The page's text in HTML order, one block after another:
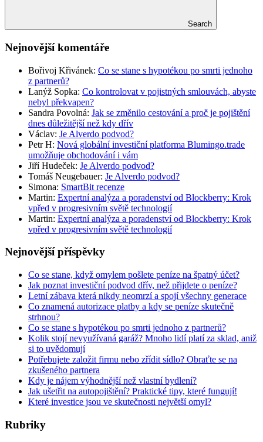
Search
Nejnovější komentáře
Bořivoj Křivánek: Co se stane s hypotékou po smrti jednoho
z partnerů?
Lanýž Sopka: Co kontrolovat v pojistných smlouvách, abyste
nebyl překvapen?
Sandra Povolná: Jak se změnilo cestování a proč je pojištění
dnes důležitější než kdy dřív
Václav: Je Alverdo podvod?
Petr H: Nová globální investiční platforma Blumingo.trade
umožňuje obchodování i vám
Jiří Hudeček: Je Alverdo podvod?
Tomáš Neugebauer: Je Alverdo podvod?
Simona: SmartBit recenze
Martin: Expertní analýza a poradenství od Blockberry: Krok
vpřed v progresivním světě technologií
Martin: Expertní analýza a poradenství od Blockberry: Krok
vpřed v progresivním světě technologií
Nejnovější příspěvky
Co se stane, když omylem pošlete peníze na špatný účet?
Jak poznat investiční podvod dřív, než přijdete o peníze?
Letní zábava která nikdy neomrzí a spojí všechny generace
Co znamená autorizace platby a kdy se peníze skutečně
strhnou?
Co se stane s hypotékou po smrti jednoho z partnerů?
Kolik stojí nevyužívaná garáž? Mnoho lidí platí za sklad, aniž
si to uvědomují
Potřebujete založit firmu nebo zřídit sídlo? Obraťte se na
zkušeného partnera
Kdy je nájem výhodnější než vlastní bydlení?
Jak ušetřit na autopojištění? Praktické tipy, které fungují!
Které investice jsou ve skutečnosti největší omyl?
Rubriky